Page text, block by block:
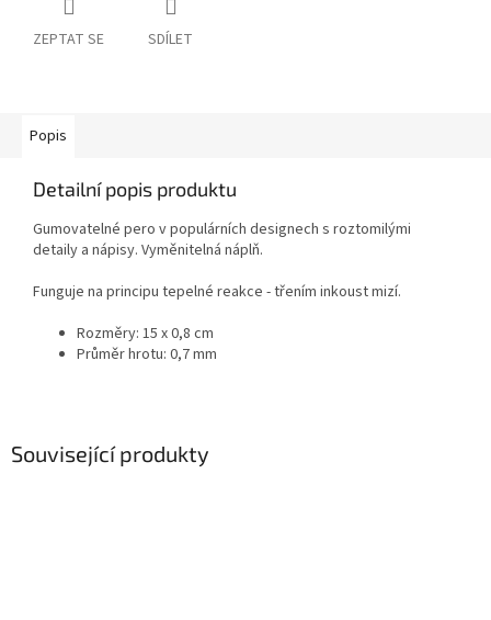
ZEPTAT SE SDÍLET
Související produkty
Popis
Detailní popis produktu
Gumovatelné pero v populárních designech s roztomilými
detaily a nápisy. Vyměnitelná náplň.
Funguje na principu tepelné reakce - třením inkoust mizí.
Rozměry: 15 x 0,8 cm
Průměr hrotu: 0,7 mm